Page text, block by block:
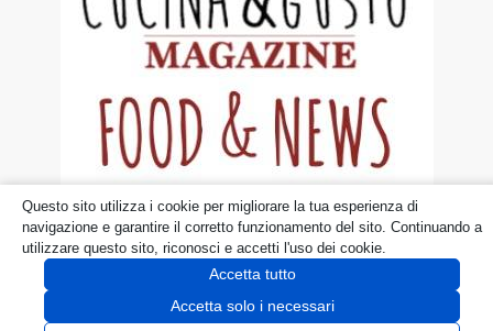
© dueruoteinviaggio.it
Disclaimer Privacy Policy Cookie
Questo sito utilizza i cookie per migliorare la tua esperienza di
navigazione e garantire il corretto funzionamento del sito. Continuando a
utilizzare questo sito, riconosci e accetti l'uso dei cookie.
Accetta tutto
Accetta solo i necessari